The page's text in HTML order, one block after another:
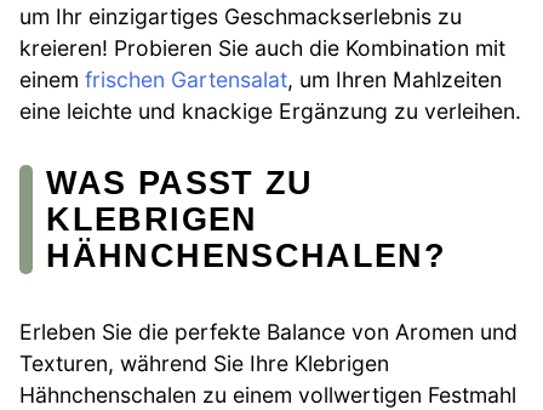
um Ihr einzigartiges Geschmackserlebnis zu
kreieren! Probieren Sie auch die Kombination mit
einem frischen Gartensalat, um Ihren Mahlzeiten
eine leichte und knackige Ergänzung zu verleihen.
WAS PASST ZU
KLEBRIGEN
HÄHNCHENSCHALEN?
Erleben Sie die perfekte Balance von Aromen und
Texturen, während Sie Ihre Klebrigen
Hähnchenschalen zu einem vollwertigen Festmahl